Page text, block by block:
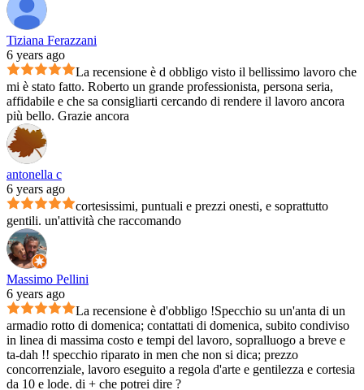
Tiziana Ferazzani
6 years ago
La recensione è d obbligo visto il bellissimo lavoro che
mi è stato fatto. Roberto un grande professionista, persona seria,
affidabile e che sa consigliarti cercando di rendere il lavoro ancora
più bello. Grazie ancora
antonella c
6 years ago
cortesissimi, puntuali e prezzi onesti, e soprattutto
gentili. un'attività che raccomando
Massimo Pellini
6 years ago
La recensione è d'obbligo !Specchio su un'anta di un
armadio rotto di domenica; contattati di domenica, subito condiviso
in linea di massima costo e tempi del lavoro, sopralluogo a breve e
ta-dah !! specchio riparato in men che non si dica; prezzo
concorrenziale, lavoro eseguito a regola d'arte e gentilezza e cortesia
da 10 e lode. di + che potrei dire ?